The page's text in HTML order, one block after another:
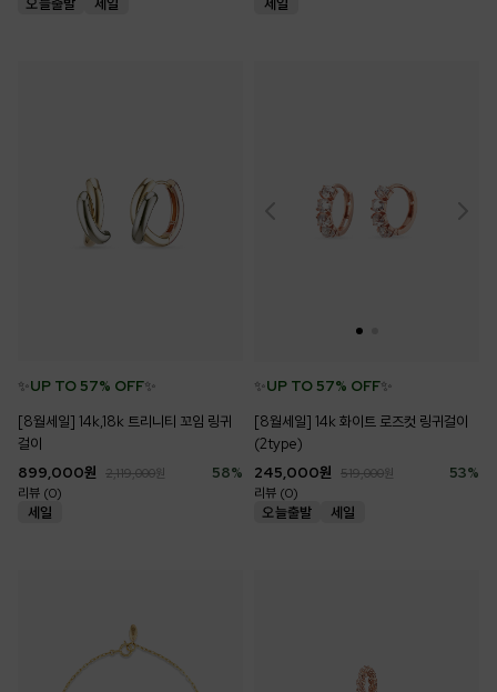
✨UP TO 57% OFF✨
[8월세일] 14k,18k 트리니티 꼬임 링귀
걸이
58%
899,000원 2,119,000원
리뷰 (0)
✨UP TO 57% OFF✨
[8월세일] 14k 화이트 로즈컷 링귀걸이
(2type)
53%
245,000원 519,000원
리뷰 (0)